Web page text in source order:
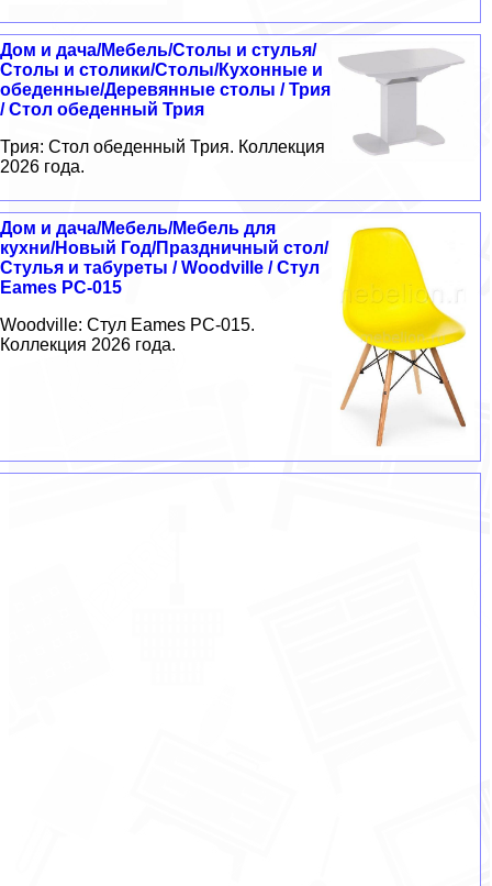
Дом и дача/Мебель/Столы и стулья/
Столы и столики/Столы/Кухонные и
обеденные/Деревянные столы / Трия
/ Стол обеденный Трия
Трия: Стол обеденный Трия. Коллекция
2026 года.
Дом и дача/Мебель/Мебель для
кухни/Новый Год/Праздничный стол/
Стулья и табуреты / Woodville / Стул
Eames PC-015
Woodville: Стул Eames PC-015.
Коллекция 2026 года.